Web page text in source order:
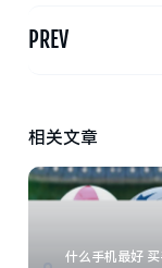
PREV
相关文章
什么手机最好